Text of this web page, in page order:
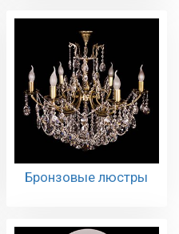
Бронзовые люстры